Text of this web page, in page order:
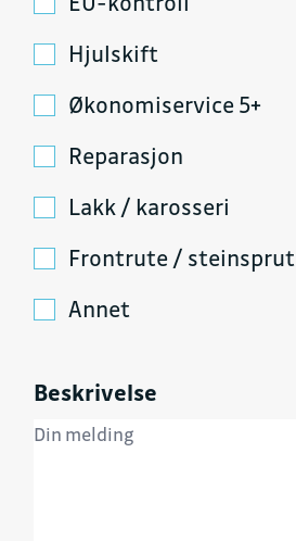
Hjulskift
Økonomiservice 5+
Reparasjon
Lakk / karosseri
Frontrute / steinsprut
Annet
Beskrivelse